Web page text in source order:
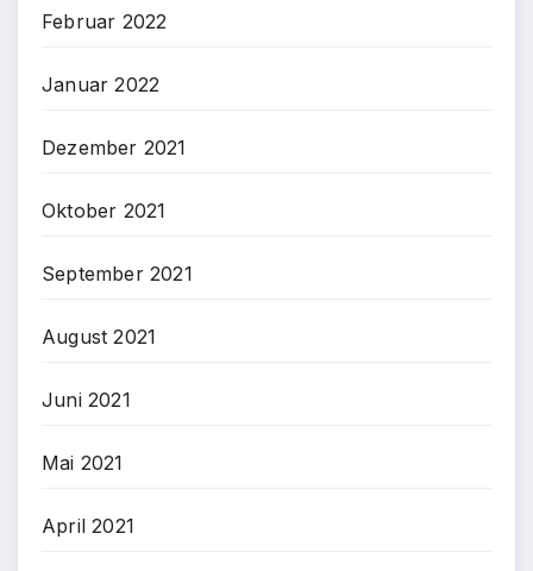
Februar 2022
Januar 2022
Dezember 2021
Oktober 2021
September 2021
August 2021
Juni 2021
Mai 2021
April 2021